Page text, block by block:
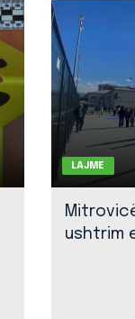
LAJME
ushtrim